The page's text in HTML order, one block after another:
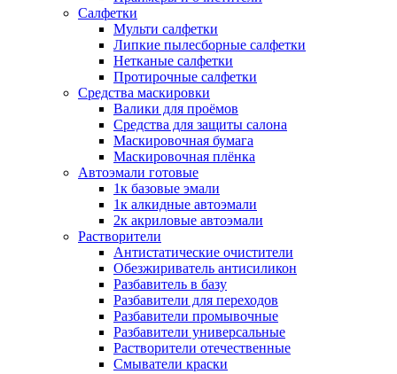
Салфетки
Мульти салфетки
Липкие пылесборные салфетки
Нетканые салфетки
Протирочные салфетки
Средства маскировки
Валики для проёмов
Средства для защиты салона
Маскировочная бумага
Маскировочная плёнка
Автоэмали готовые
1к базовые эмали
1к алкидные автоэмали
2к акриловые автоэмали
Растворители
Антистатические очистители
Обезжириватель антисиликон
Разбавитель в базу
Разбавители для переходов
Разбавители промывочные
Разбавители универсальные
Растворители отечественные
Смыватели краски